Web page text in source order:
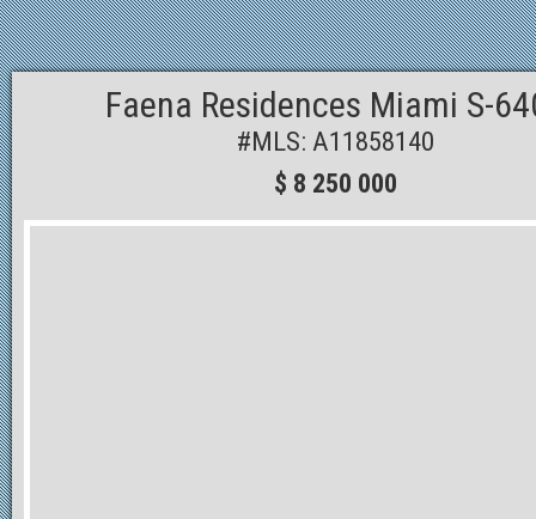
Faena Residences Miami S-
#MLS: A11858140
$ 8 250 000